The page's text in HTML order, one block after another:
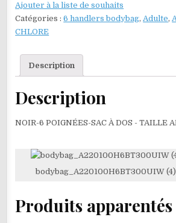
Ajouter à la liste de souhaits
Catégories :6 handlers bodybag,Adulte,
CHLORE
Description
Description
NOIR-6 POIGNÉES-SAC À DOS - TAILLE
bodybag_A220100H6BT300UIW (4)
Produits apparentés